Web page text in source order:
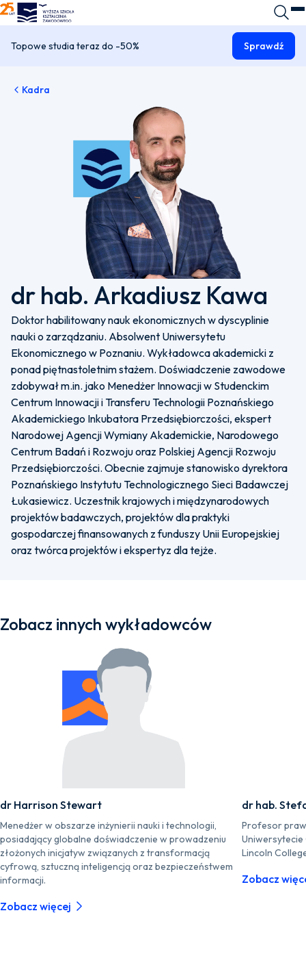
WSKZ - strona główna
Topowe studia teraz do -50% Sprawdź
Kadra
dr hab. Arkadiusz Kawa
Doktor habilitowany nauk ekonomicznych w dyscyplinie
nauki o zarządzaniu. Absolwent Uniwersytetu
Ekonomicznego w Poznaniu. Wykładowca akademicki z
ponad piętnastoletnim stażem. Doświadczenie zawodowe
zdobywał m.in. jako Menedżer Innowacji w Studenckim
Centrum Innowacji i Transferu Technologii Poznańskiego
Akademickiego Inkubatora Przedsiębiorczości, ekspert
Narodowej Agencji Wymiany Akademickie, Narodowego
Centrum Badań i Rozwoju oraz Polskiej Agencji Rozwoju
Przedsiębiorczości. Obecnie zajmuje stanowisko dyrektora
Poznańskiego Instytutu Technologicznego Sieci Badawczej
Łukasiewicz. Uczestnik krajowych i międzynarodowych
projektów badawczych, projektów dla praktyki
gospodarczej finansowanych z funduszy Unii Europejskiej
oraz twórca projektów i ekspertyz dla tejże.
Zobacz innych wykładowców
dr Harrison Stewart
Menedżer w obszarze inżynierii nauki i technologii,
posiadający globalne doświadczenie w prowadzeniu
złożonych inicjatyw związanych z transformacją
cyfrową, sztuczną inteligencją oraz bezpieczeństwem
informacji.
Zobacz więcej
dr hab.
Profesor
Lincoln
Zobacz